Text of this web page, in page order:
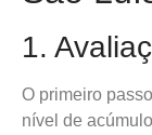
1.
O primeiro
nível de